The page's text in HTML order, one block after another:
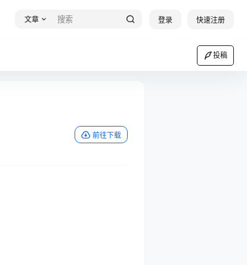
文章 登录 快速注册
投稿
前往下载